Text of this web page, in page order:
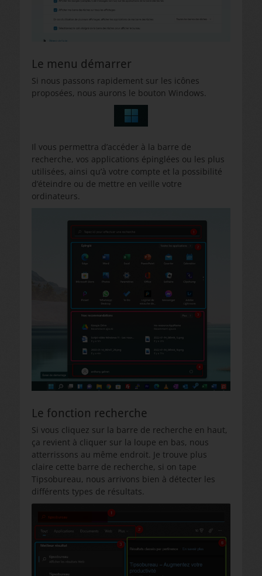
Le menu démarrer
Si nous passons rapidement sur les icônes
proposées, nous aurons le bouton Windows.
Il vous permettra d’accéder à la barre de
recherche, vos applications épinglées ou les plus
utilisées, ainsi qu’à votre compte et la possibilité
d’éteindre ou de mettre en veille votre
ordinateurs.
Le fonction recherche
Si vous cliquez sur la barre de recherche en haut,
ça revient à cliquer sur la loupe en bas, nous
atterrissons au même endroit. Je trouve plus
claire cette barre de recherche, si on tape
Tipsobureau, nous arrivons bien à détecter les
différents types de résultats.